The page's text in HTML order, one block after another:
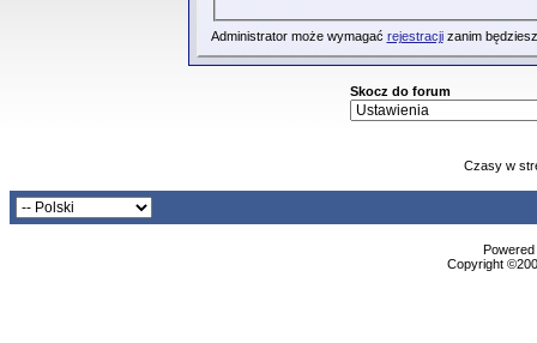
Administrator może wymagać rejestracjizanim
Skocz do forum
Czasy w
Copyright